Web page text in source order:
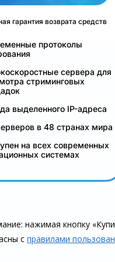
гарантия возврата средств
протоколы
сервера для
стриминговых
выделенного IP-адреса
в 48 странах мира
на всех современных
системах
нажимая кнопку
справилами